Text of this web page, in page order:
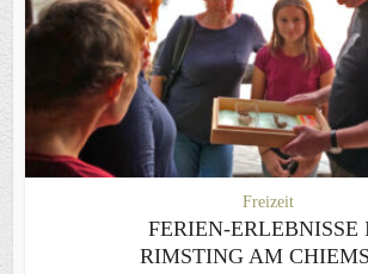
Freizeit
FERIEN-ERLEBNISSE
RIMSTING AM